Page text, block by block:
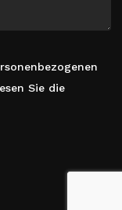
Sie die